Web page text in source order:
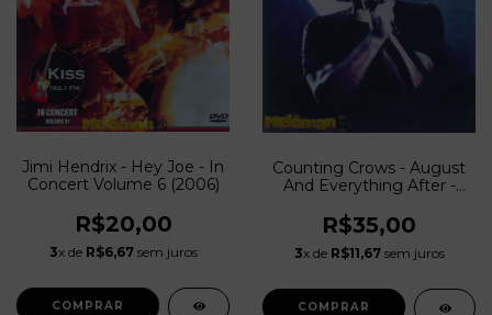
Jimi Hendrix - Hey Joe - In
Concert Volume 6 (2006)
R$20,00
3x de R$6,67sem juros
Counting Crows - August
And Everything After -
R$35,00
3x de R$11,67sem juros